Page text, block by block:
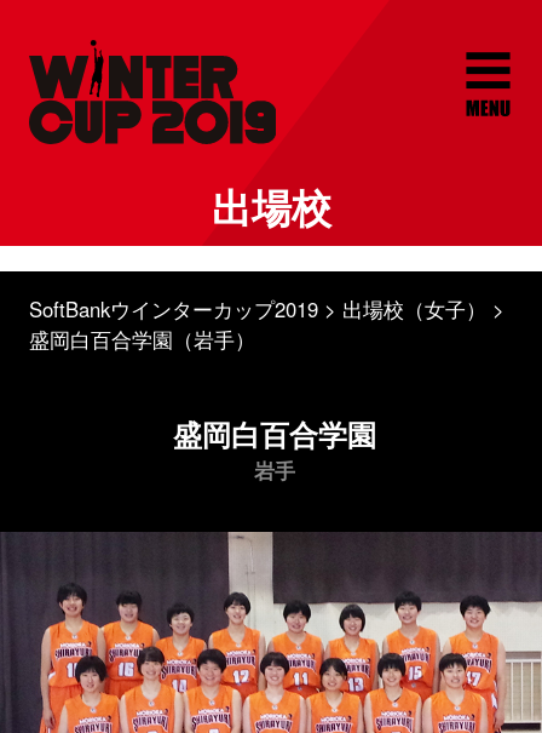
出場校
SoftBankウインターカップ2019
出場校（女子）
盛岡白百合学園（岩手）
盛岡白百合学園
岩手